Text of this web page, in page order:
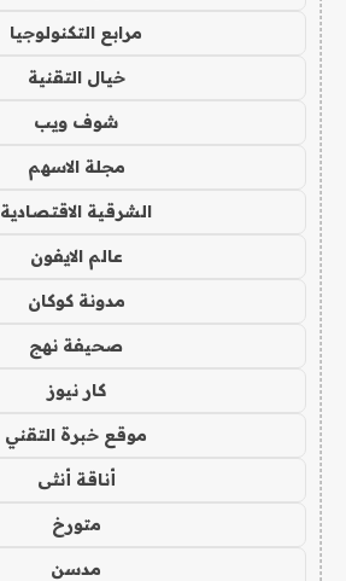
مرابع التكنولوجيا
خيال التقنية
شوف ويب
مجلة الاسهم
الشرقية الاقتصادية
عالم الايفون
مدونة كوكان
صحيفة نهج
كار نيوز
موقع خبرة التقني
أناقة أنثى
متورخ
مدسن